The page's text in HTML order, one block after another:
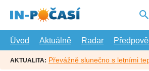
hlavní
Úvod
Aktuálně Radar
AKTUALITA: Převážně slunečno s letními